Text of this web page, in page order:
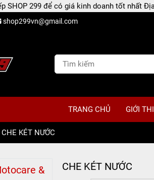
shop299vn@gmail.com
TRANG CHỦ GIỚI
CHE KÉT NƯỚC
CHE KÉT NƯỚC
&
SHOP 299 để có giá kinh doanh tốt nhất